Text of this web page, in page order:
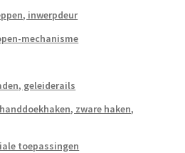
inwerpdeur
mechanisme
geleiderails
zware haken,
toepassingen